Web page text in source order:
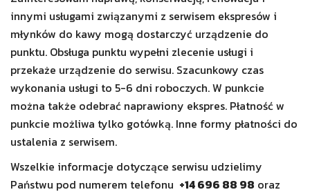
innymi usługami związanymi z serwisem ekspresów i
młynków do kawy mogą dostarczyć urządzenie do
punktu. Obsługa punktu wypełni zlecenie usługi i
przekaże urządzenie do serwisu. Szacunkowy czas
wykonania usługi to 5-6 dni roboczych. W punkcie
można także odebrać naprawiony ekspres. Płatność w
punkcie możliwa tylko gotówką. Inne formy płatności do
ustalenia z serwisem.
Wszelkie informacje dotyczące serwisu udzielimy
Państwu pod numerem telefonu +14 696 88 98 oraz